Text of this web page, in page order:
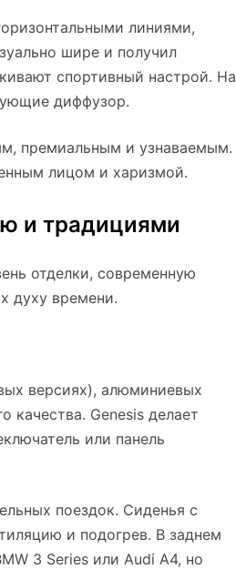
линиями,
шире и получил
спортивный настрой. На
диффузор.
премиальным и узнаваемым.
лицом и харизмой.
и традициями
отделки, современную
духу времени.
версиях), алюминиевых
качества. Genesis делает
или панель
поездок. Сиденья с
и подогрев. В заднем
3 Series или Audi A4, но